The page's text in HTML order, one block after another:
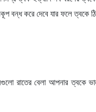
বন্ধ করে দেবে যার ফলে
রাতের বেলা আপনার ত্বকে